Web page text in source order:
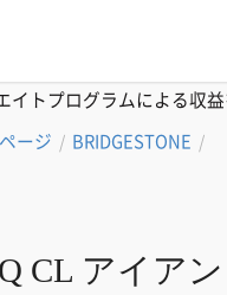
イトプログラムによる収
ージ / BRIDGESTONE /
CL アイア